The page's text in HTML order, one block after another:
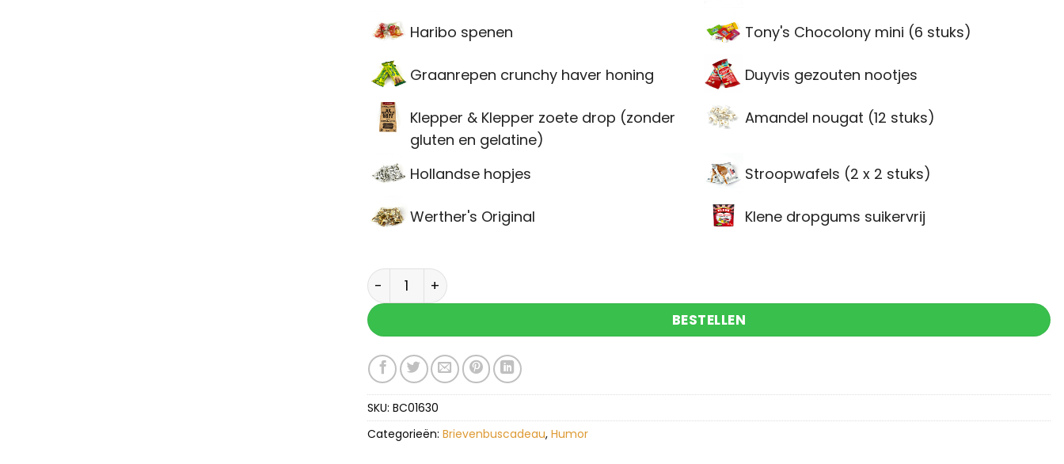
Haribo spenen Tony's Chocolony mini (6 stuks)
Graanrepen crunchy haver honing Duyvis gezouten nootjes
Klepper & Klepper zoete drop (zonder
gluten en gelatine)
Amandel nougat (12 stuks)
Hollandse hopjes Stroopwafels (2 x 2 stuks)
Werther's Original Klene dropgums suikervrij
Brievenbuscadeau Dat is geen eitje aantal
BESTELLEN
SKU: BC01630
Categorieën: Brievenbuscadeau, Humor